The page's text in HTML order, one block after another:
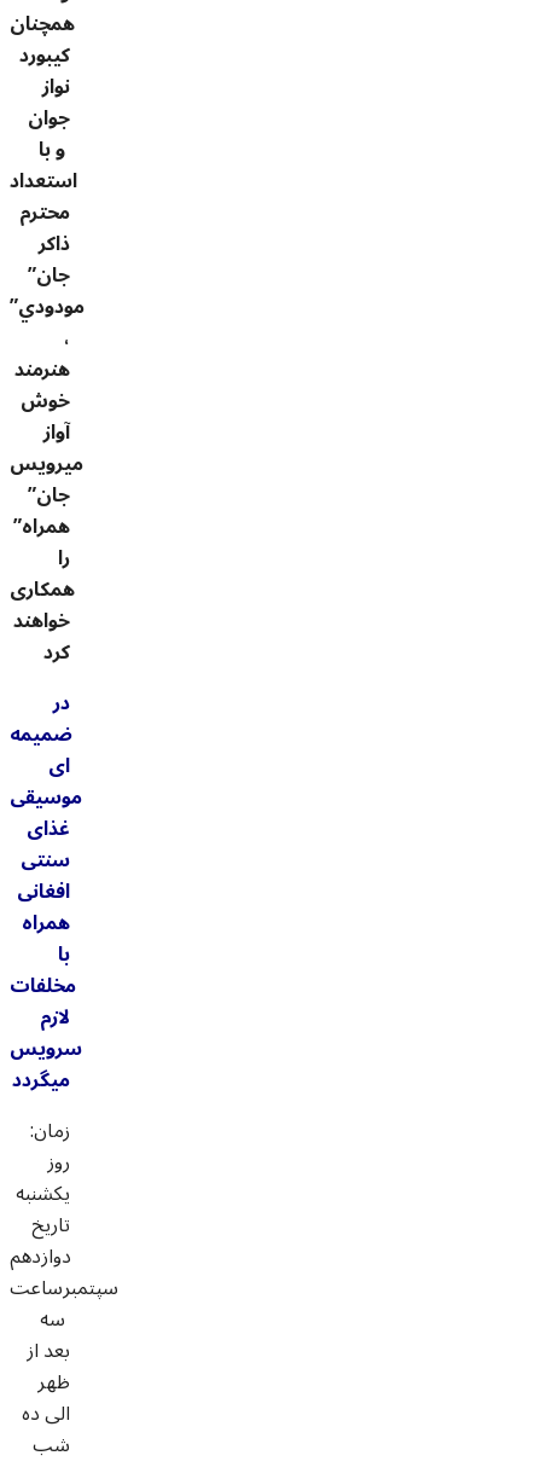
همچنان
کیبورد
نواز
جوان
و با
استعداد
محترم
ذاکر
جان”
مودودي”
،
هنرمند
خوش
آواز
میرویس
جان”
همراه”
را
همکاری
خواهند
کرد
در
ضمیمه
ای
موسیقی
غذای
سنتی
افغانی
همراه
با
مخلفات
لازم
سرویس
میگردد
زمان:
روز
یکشنبه
تاریخ
دوازدهم
سپتمبرساعت
سه
بعد از
ظهر
الی ده
شب